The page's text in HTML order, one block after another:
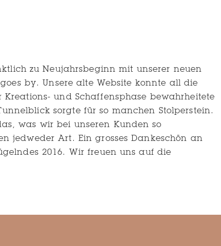
zu Neujahrsbeginn mit unserer neuen
by. Unsere alte Website konnte all die
und Schaffensphase bewahrheitete
sorgte für so manchen Stolperstein.
was wir bei unseren Kunden so
jedweder Art. Ein grosses Dankeschön an
2016. Wir freuen uns auf die